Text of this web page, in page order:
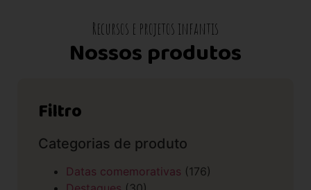
Recursos e projetos infantis
Nossos produtos
Filtro
Categorias de produto
Datas comemorativas (176)